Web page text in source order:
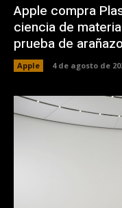
Apple compra
ciencia de
prueba de
Apple 4 de agosto de